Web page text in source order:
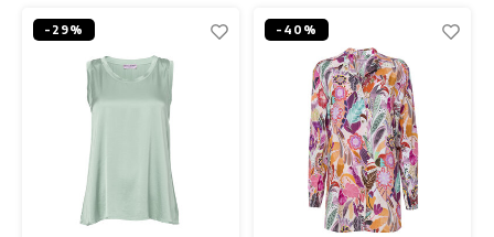
-29% -40%